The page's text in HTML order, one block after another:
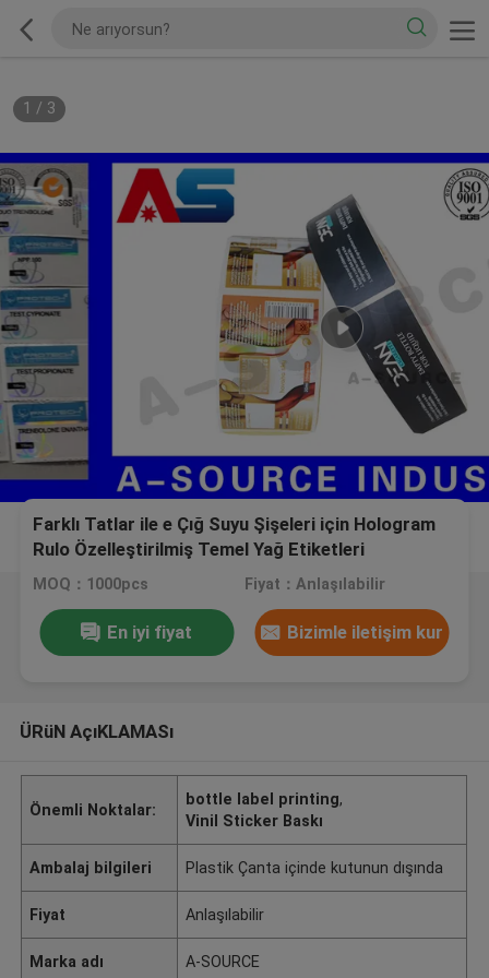
1 / 3
Farklı Tatlar ile e Çığ Suyu Şişeleri için Hologram
Rulo Özelleştirilmiş Temel Yağ Etiketleri
MOQ：1000pcs Fiyat：Anlaşılabilir
En iyi fiyat Bizimle iletişim kur
ÜRüN AçıKLAMASı
Önemli Noktalar:
bottle label printing,
Vinil Sticker Baskı
Ambalaj bilgileri Plastik Çanta içinde kutunun dışında
Fiyat Anlaşılabilir
Marka adı A-SOURCE